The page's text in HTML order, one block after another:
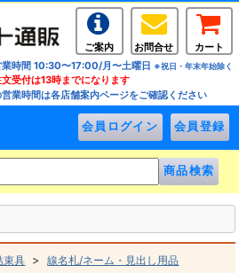
ご案内 お問合せ
カート
業時間 10:30〜17:00/月〜土曜日 ※祝日・年末年始除く
文受付は13時までになります
営業時間は各店舗案内ページをご確認ください
束具 >線名札/ネーム・見出し用品